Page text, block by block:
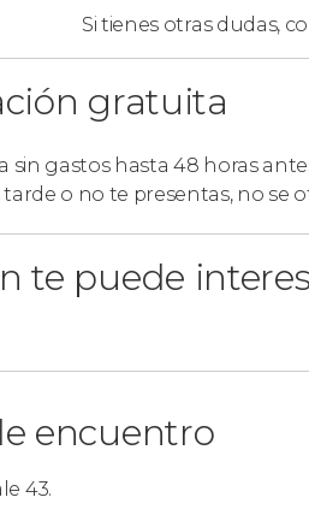
Si tienes otras dudas,
gratuita
sin gastos hasta 48 horas
o no te presentas, no se
te puede
encuentro
43.